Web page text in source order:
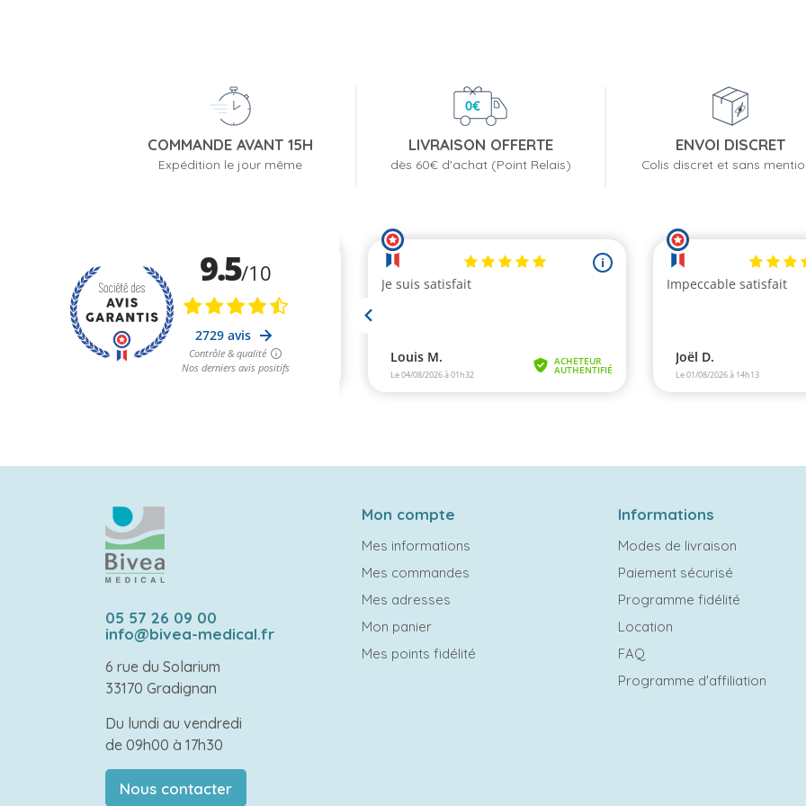
COMMANDE AVANT 15H
Expédition le jour même
LIVRAISON OFFERTE
dès 60€ d'achat (Point Relais)
ENVOI DISCRET
Colis discret et sans
05 57 26 09 00
info@bivea-medical.fr
6 rue du Solarium
33170 Gradignan
Du lundi au vendredi
de 09h00 à 17h30
Nous contacter
Mon compte
Mes informations
Mes commandes
Mes adresses
Mon panier
Mes points fidélité
Informations
Modes de livraison
Paiement sécurisé
Programme fidélité
Location
FAQ
Programme d'affiliation